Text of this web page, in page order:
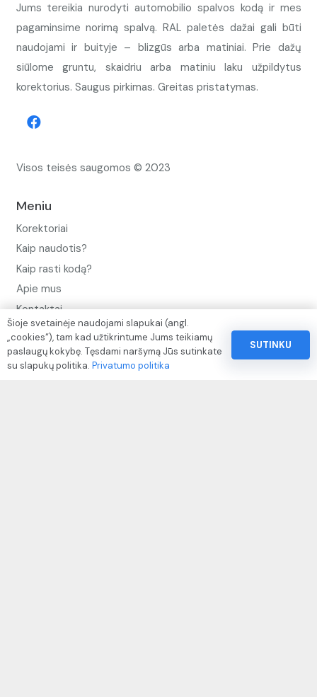
Jums tereikia nurodyti automobilio spalvos kodą ir mes
pagaminsime norimą spalvą. RAL paletės dažai gali būti
naudojami ir buityje – blizgūs arba matiniai. Prie dažų
siūlome gruntu, skaidriu arba matiniu laku užpildytus
korektorius. Saugus pirkimas. Greitas pristatymas.
Visos teisės saugomos © 2023
Meniu
Korektoriai
Kaip naudotis?
Kaip rasti kodą?
Apie mus
Kontaktai
Privatumo politika
Pinigų ir prekių grąžinimo politika
Šioje svetainėje naudojami slapukai (angl.
„cookies“), tam kad užtikrintume Jums teikiamų
paslaugų kokybę. Tęsdami naršymą Jūs sutinkate
su slapukų politika. Privatumo politika
SUTINKU